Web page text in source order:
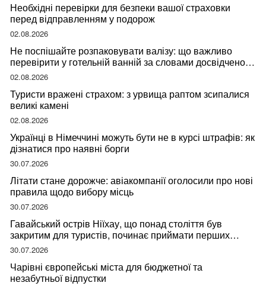
Необхідні перевірки для безпеки вашої страховки
перед відправленням у подорож
02.08.2026
Не поспішайте розпаковувати валізу: що важливо
перевірити у готельній ванній за словами досвідченої
мандрівниці
02.08.2026
Туристи вражені страхом: з урвища раптом зсипалися
великі камені
02.08.2026
Українці в Німеччині можуть бути не в курсі штрафів: як
дізнатися про наявні борги
30.07.2026
Літати стане дорожче: авіакомпанії оголосили про нові
правила щодо вибору місць
30.07.2026
Гавайський острів Ніїхау, що понад століття був
закритим для туристів, починає приймати перших
відвідувачів
30.07.2026
Чарівні європейські міста для бюджетної та
незабутньої відпустки